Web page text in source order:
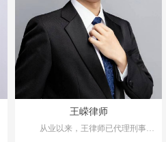
非法利用信息网络、帮助信息网络犯
罪活动、侵犯公民个人信息、组织卖
淫、传播淫秽物品等涉黄类案件、虚
开发票等税务类案件、非法获取计算
机信息系统数据等常见刑事犯罪领
域。
王嵘律师
从业以来，王律师已代理刑事案